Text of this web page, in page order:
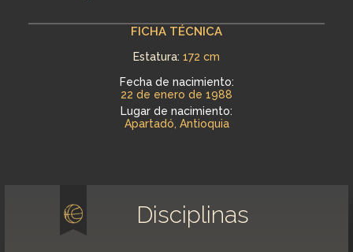
FICHA TÉCNICA
Estatura: 172 cm
Fecha de nacimiento:
22 de enero de 1988
Lugar de nacimiento:
Apartadó, Antioquia
Disciplinas